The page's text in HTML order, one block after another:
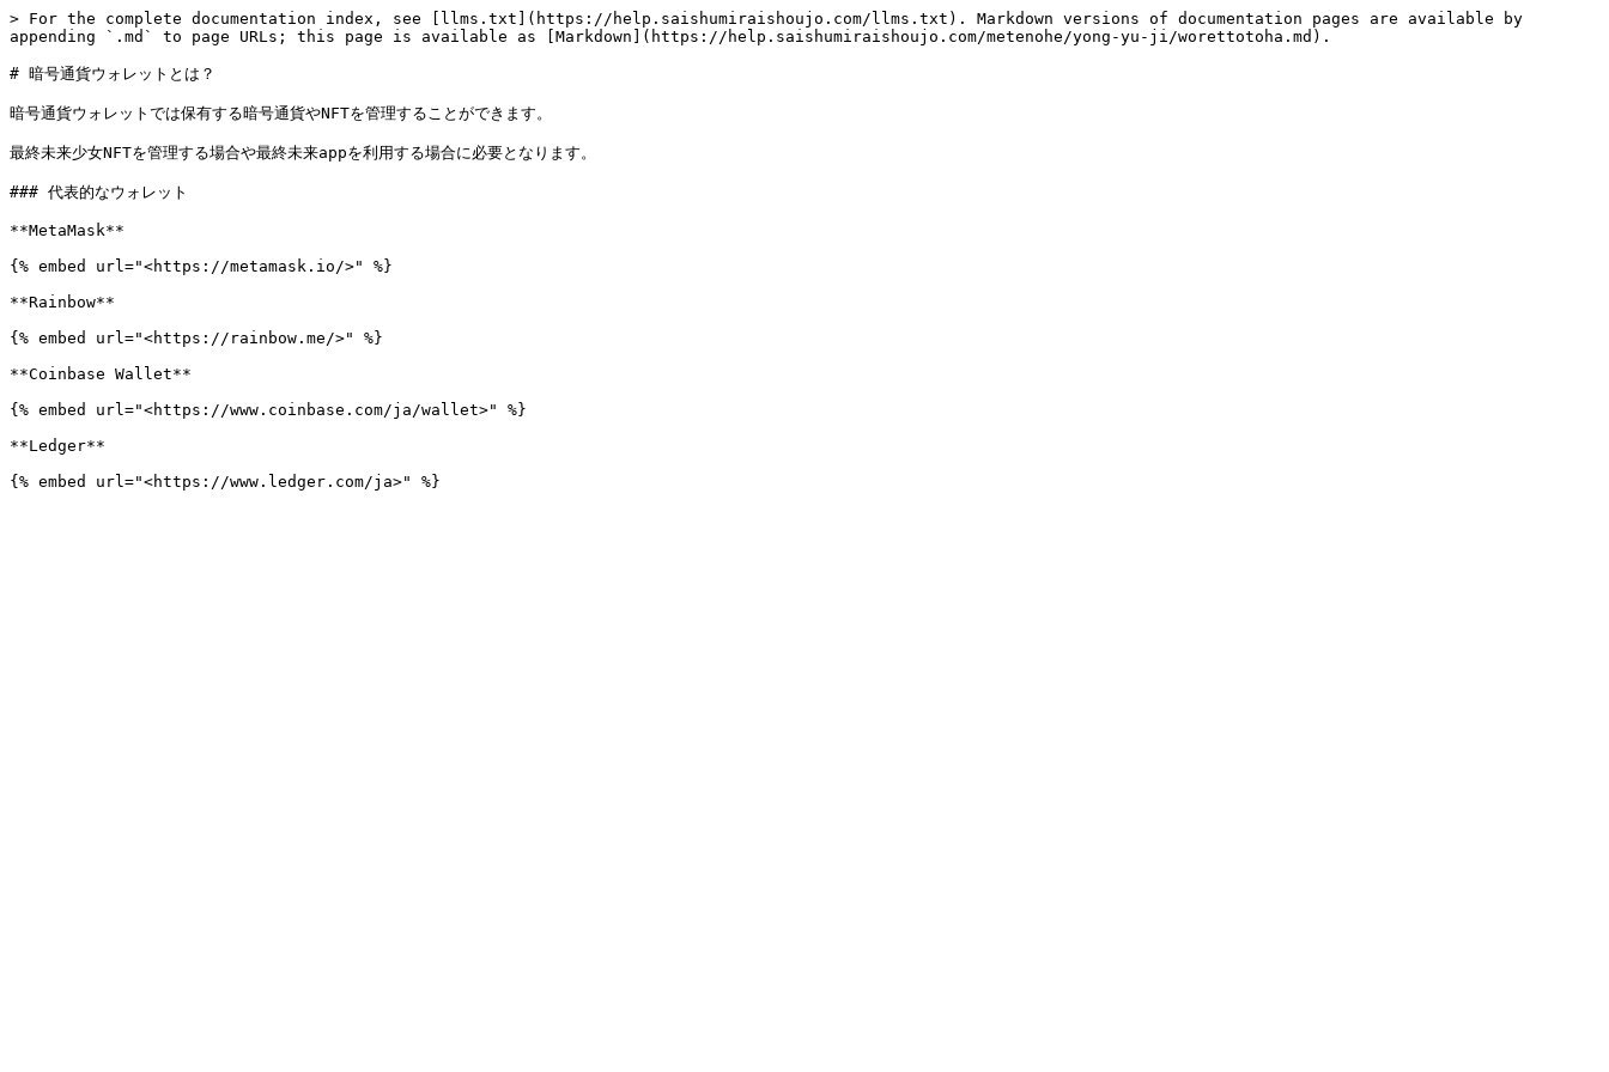
> For the complete documentation index, see [llms.txt](https://help.saishumiraishoujo.com/llms.txt). Markdown versions of documentation pages are available by
appending `.md` to page URLs; this page is available as [Markdown](https://help.saishumiraishoujo.com/metenohe/yong-yu-ji/worettotoha.md).
# 暗号通貨ウォレットとは？
暗号通貨ウォレットでは保有する暗号通貨やNFTを管理することができます。
最終未来少女NFTを管理する場合や最終未来appを利用する場合に必要となります。
### 代表的なウォレット
**MetaMask**
{% embed url="<https://metamask.io/>" %}
**Rainbow**
{% embed url="<https://rainbow.me/>" %}
**Coinbase Wallet**
{% embed url="<https://www.coinbase.com/ja/wallet>" %}
**Ledger**